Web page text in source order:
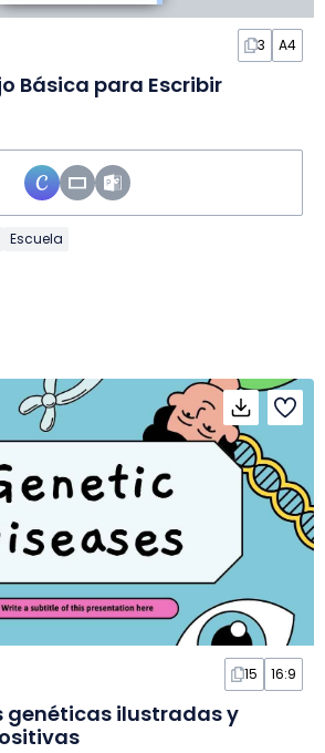
3 A4
Básica para Escribir
Escuela
15 16:9
genéticas ilustradas y